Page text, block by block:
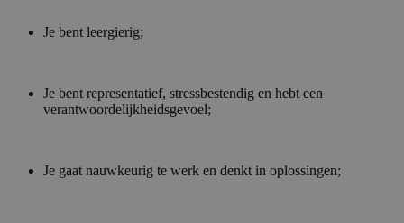
Je bent leergierig;
Je bent representatief, stressbestendig en hebt een
verantwoordelijkheidsgevoel;
Je gaat nauwkeurig te werk en denkt in oplossingen;